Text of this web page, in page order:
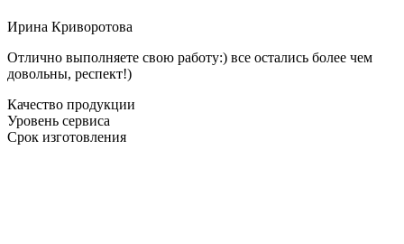
Ирина Криворотова
Отлично выполняете свою работу:) все остались более чем
довольны, респект!)
Качество продукции
Уровень сервиса
Срок изготовления